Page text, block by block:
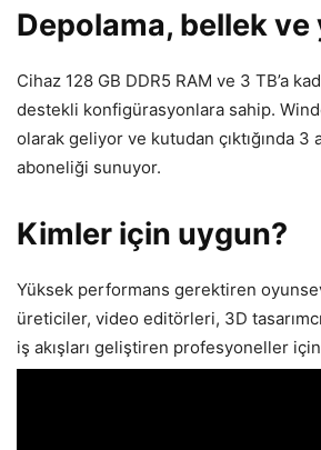
Depolama, bellek ve
Cihaz 128 GB DDR5 RAM ve 3 TB’a
destekli konfigürasyonlara sahip.
olarak geliyor ve kutudan çıktığında 3
aboneliği sunuyor.
Kimler için uygun?
Yüksek performans gerektiren
üreticiler, video editörleri, 3D
iş akışları geliştiren profesyoneller